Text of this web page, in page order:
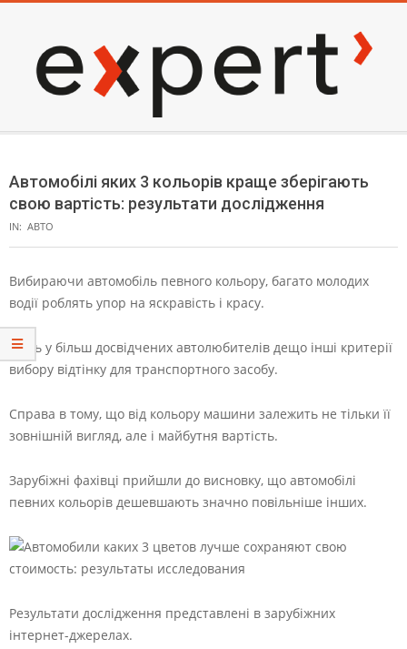
content
EXPERT
Menu
Автомобілі яких 3 кольорів краще зберігають
свою вартість: результати дослідження
IN: АВТО
Вибираючи автомобіль певного кольору, багато молодих
водії роблять упор на яскравість і красу.
А ось у більш досвідчених автолюбителів дещо інші критерії
вибору відтінку для транспортного засобу.
Справа в тому, що від кольору машини залежить не тільки її
зовнішній вигляд, але і майбутня вартість.
Зарубіжні фахівці прийшли до висновку, що автомобілі
певних кольорів дешевшають значно повільніше інших.
Результати дослідження представлені в зарубіжних
інтернет-джерелах.